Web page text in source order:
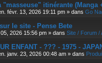
"masseuse" itinérante (Manga
févr. 13, 2026 19:11 pm » dans Go
le site - Pense Bete
2026 15:56 pm » dans Site / Forum /
ENFANT - ??? - 1975 -
janv. 23, 2026 00:48 am » dans